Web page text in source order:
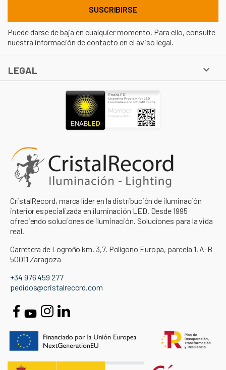
Puede darse de baja en cualquier momento. Para ello, consulte
nuestra información de contacto en el aviso legal.
LEGAL 
CristalRecord, marca líder en la distribución de iluminación
interior especializada en iluminación LED. Desde 1995
ofreciendo soluciones de iluminación. Soluciones para la vida
real.
Carretera de Logroño km. 3,7. Polígono Europa, parcela 1, A-B
50011 Zaragoza
+34 976 459 277
pedidos@cristalrecord.com